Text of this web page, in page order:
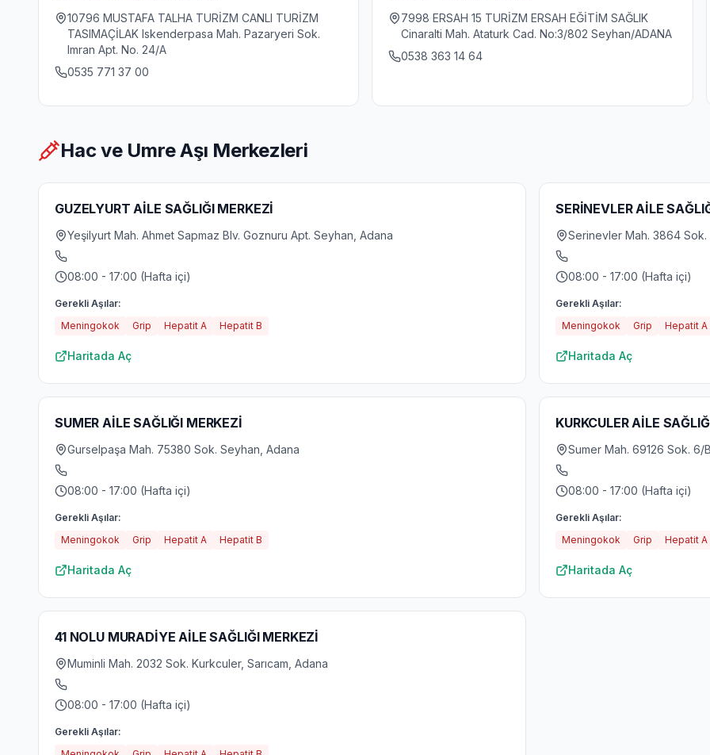
10796 MUSTAFA TALHA TURİZM CANLI TURİZM
TASIMAÇİLAK Iskenderpasa Mah. Pazaryeri Sok.
Imran Apt. No. 24/A
0535 771 37 00
7998 ERSAH 15 TURİZM ERSAH EĞİTİM SAĞLIK
Cinaralti Mah. Ataturk Cad. No:3/802 Seyhan/ADANA
0538 363 14 64
Hac ve Umre Aşı Merkezleri
GUZELYURT AİLE SAĞLIĞI MERKEZİ
Yeşilyurt Mah. Ahmet Sapmaz Blv. Goznuru Apt. Seyhan, Adana
08:00 - 17:00 (Hafta içi)
Gerekli Aşılar:
Meningokok
Grip Hepatit A Hepatit B
Haritada Aç
SERİNEVLER AİLE
Serinevler Mah. 3864 Sok.
08:00 - 17:00 (Hafta içi)
Gerekli Aşılar:
Meningokok
Grip Hepatit A
Haritada Aç
SUMER AİLE SAĞLIĞI MERKEZİ
Gurselpaşa Mah. 75380 Sok. Seyhan, Adana
08:00 - 17:00 (Hafta içi)
Gerekli Aşılar:
Meningokok
Grip Hepatit A Hepatit B
Haritada Aç
KURKCULER AİLE
Sumer Mah. 69126 Sok. 6/
08:00 - 17:00 (Hafta içi)
Gerekli Aşılar:
Meningokok
Grip Hepatit A
Haritada Aç
41 NOLU MURADİYE AİLE SAĞLIĞI MERKEZİ
Muminli Mah. 2032 Sok. Kurkculer, Sarıcam, Adana
08:00 - 17:00 (Hafta içi)
Gerekli Aşılar: